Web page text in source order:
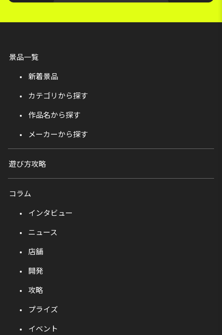
景品一覧
新着景品
カテゴリから探す
作品名から探す
メーカーから探す
遊び方攻略
コラム
インタビュー
ニュース
店舗
開発
攻略
プライズ
イベント